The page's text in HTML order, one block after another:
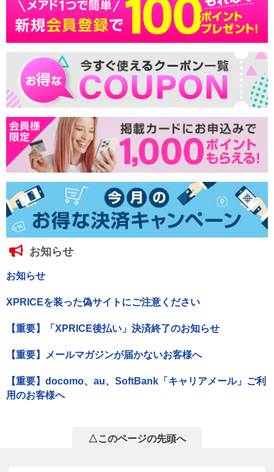
お知らせ
お知らせ
XPRICEを装った偽サイトにご注意ください
【重要】「XPRICE後払い」決済終了のお知らせ
【重要】メールマガジンが届かないお客様へ
【重要】docomo、au、SoftBank「キャリアメール」ご利
用のお客様へ
△このページの先頭へ